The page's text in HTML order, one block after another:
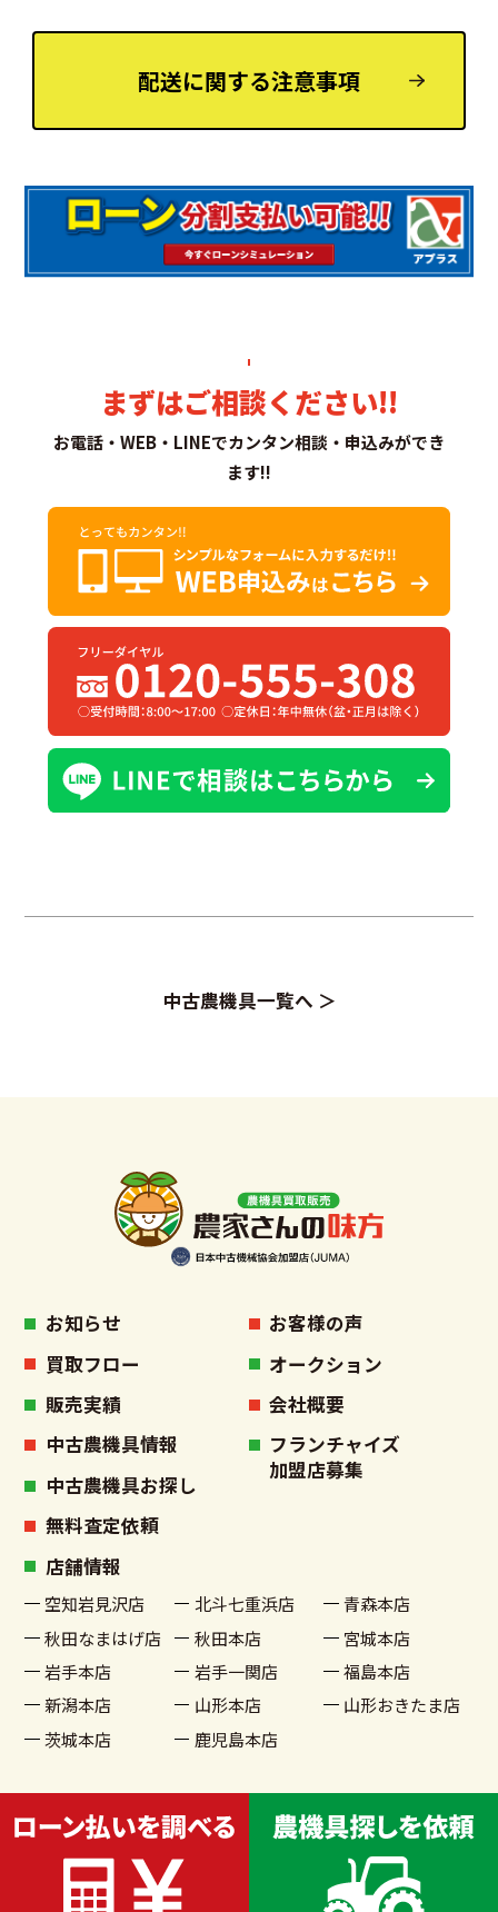
配送に関する注意事項
まずはご相談ください!!
お電話・WEB・LINEでカンタン相談・申込みができ
ます!!
中古農機具一覧へ ＞
お知らせ
買取フロー
販売実績
中古農機具情報
中古農機具お探し
無料査定依頼
お客様の声
オークション
会社概要
フランチャイズ
加盟店募集
店舗情報
空知岩見沢店 北斗七重浜店
青森本店
秋田なまはげ店
秋田本店
宮城本店
岩手本店
岩手一関店
福島本店
新潟本店
山形本店
山形おきたま店
茨城本店
鹿児島本店
古物商許可番号 宮城県公安委員会許可 第221020002199号
© 2022 農機具買取販売 農家さんの味方